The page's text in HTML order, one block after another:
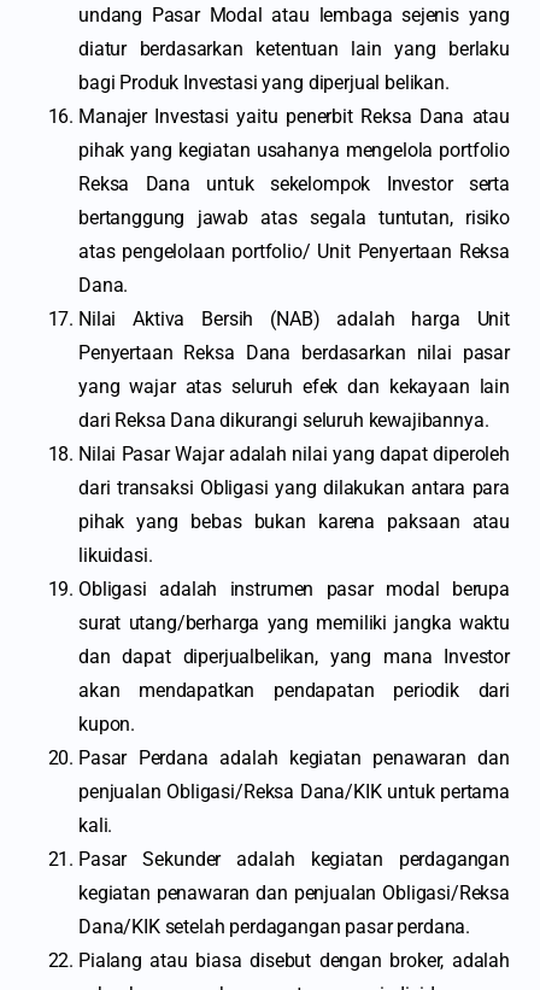
undang Pasar Modal atau lembaga sejenis yang
diatur berdasarkan ketentuan lain yang berlaku
bagi Produk Investasi yang diperjual belikan.
Manajer Investasi yaitu penerbit Reksa Dana atau
pihak yang kegiatan usahanya mengelola portfolio
Reksa Dana untuk sekelompok Investor serta
bertanggung jawab atas segala tuntutan, risiko
atas pengelolaan portfolio/ Unit Penyertaan Reksa
Dana.
Nilai Aktiva Bersih (NAB) adalah harga Unit
Penyertaan Reksa Dana berdasarkan nilai pasar
yang wajar atas seluruh efek dan kekayaan lain
dari Reksa Dana dikurangi seluruh kewajibannya.
Nilai Pasar Wajar adalah nilai yang dapat diperoleh
dari transaksi Obligasi yang dilakukan antara para
pihak yang bebas bukan karena paksaan atau
likuidasi.
Obligasi adalah instrumen pasar modal berupa
surat utang/berharga yang memiliki jangka waktu
dan dapat diperjualbelikan, yang mana Investor
akan mendapatkan pendapatan periodik dari
kupon.
Pasar Perdana adalah kegiatan penawaran dan
penjualan Obligasi/Reksa Dana/KIK untuk pertama
kali.
Pasar Sekunder adalah kegiatan perdagangan
kegiatan penawaran dan penjualan Obligasi/Reksa
Dana/KIK setelah perdagangan pasar perdana.
Pialang atau biasa disebut dengan broker, adalah